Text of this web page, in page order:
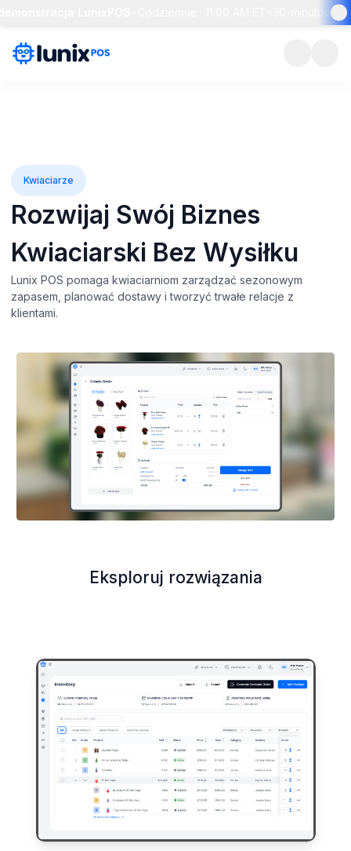
30-minutowy
Kwiaciarze
Rozwijaj Swój Biznes
Kwiaciarski Bez Wysiłku
Lunix POS pomaga kwiaciarniom zarządzać sezonowym
zapasem, planować dostawy i tworzyć trwałe relacje z
klientami.
Eksploruj rozwiązania